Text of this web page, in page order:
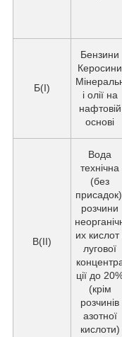
Б(I)
Бензини
Керосини
і олії на
нафтовій
основі
В(II)
Вода
технічна
(без
розчини
их кислот
лугової
ції до
(крім
розчинів
азотної
кислоти)